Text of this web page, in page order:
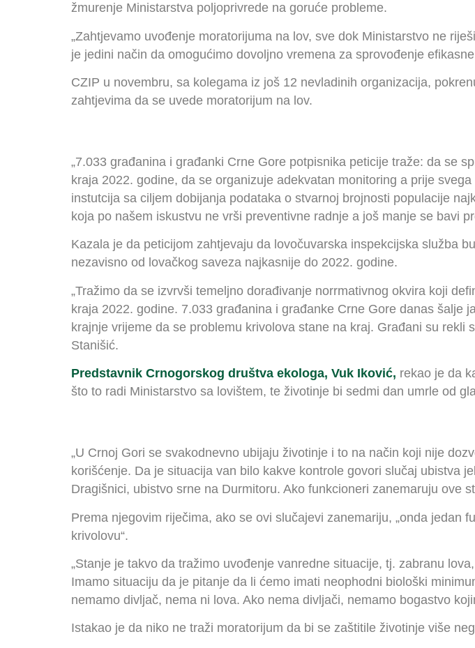
žmurenje Ministarstva poljoprivrede na goruće probleme.
„Zahtjevamo uvođenje moratorijuma na lov, sve dok Ministarstvo ne
je jedini način da omogućimo dovoljno vremena za sprovođenje
CZIP u novembru, sa kolegama iz još 12 nevladinih organizacija,
zahtjevima da se uvede moratorijum na lov.
„7.033 građanina i građanki Crne Gore potpisnika peticije traže: da se
kraja 2022. godine, da se organizuje adekvatan monitoring a prije
instutcija sa ciljem dobijanja podataka o stvarnoj brojnosti populacije
koja po našem iskustvu ne vrši preventivne radnje a još manje se bavi
Kazala je da peticijom zahtjevaju da lovočuvarska inspekcijska služba
nezavisno od lovačkog saveza najkasnije do 2022. godine.
„Tražimo da se izvrvši temeljno dorađivanje norrmativnog okvira koji
kraja 2022. godine. 7.033 građanina i građanke Crne Gore danas
krajnje vrijeme da se problemu krivolova stane na kraj. Građani su
Stanišić.
Predstavnik Crnogorskog društva ekologa, Vuk Iković, rekao je da
što to radi Ministarstvo sa lovištem, te životinje bi sedmi dan umrle od
„U Crnoj Gori se svakodnevno ubijaju životinje i to na način koji nije
korišćenje. Da je situacija van bilo kakve kontrole govori slučaj ubistva
Dragišnici, ubistvo srne na Durmitoru. Ako funkcioneri zanemaruju ove
Prema njegovim riječima, ako se ovi slučajevi zanemariju, „onda
krivolovu“.
„Stanje je takvo da tražimo uvođenje vanredne situacije, tj. zabranu
Imamo situaciju da je pitanje da li ćemo imati neophodni biološki
nemamo divljač, nema ni lova. Ako nema divljači, nemamo bogastvo
Istakao je da niko ne traži moratorijum da bi se zaštitile životinje više